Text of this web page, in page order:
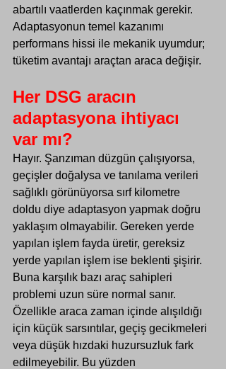
abartılı vaatlerden kaçınmak gerekir.
Adaptasyonun temel kazanımı
performans hissi ile mekanik uyumdur;
tüketim avantajı araçtan araca değişir.
Her DSG aracın
adaptasyona ihtiyacı
var mı?
Hayır. Şanzıman düzgün çalışıyorsa,
geçişler doğalysa ve tanılama verileri
sağlıklı görünüyorsa sırf kilometre
doldu diye adaptasyon yapmak doğru
yaklaşım olmayabilir. Gereken yerde
yapılan işlem fayda üretir, gereksiz
yerde yapılan işlem ise beklenti şişirir.
Buna karşılık bazı araç sahipleri
problemi uzun süre normal sanır.
Özellikle araca zaman içinde alışıldığı
için küçük sarsıntılar, geçiş gecikmeleri
veya düşük hızdaki huzursuzluk fark
edilmeyebilir. Bu yüzden